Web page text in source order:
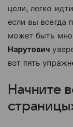
цели, легко
если вы всегда
может быть
Нарутович
вот пять
Начните